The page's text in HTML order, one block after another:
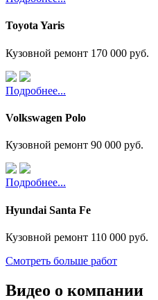
Toyota Yaris
Кузовной ремонт 170 000 руб.
Подробнее...
Volkswagen Polo
Кузовной ремонт 90 000 руб.
Подробнее...
Hyundai Santa Fe
Кузовной ремонт 110 000 руб.
Смотреть больше работ
Видео о компании